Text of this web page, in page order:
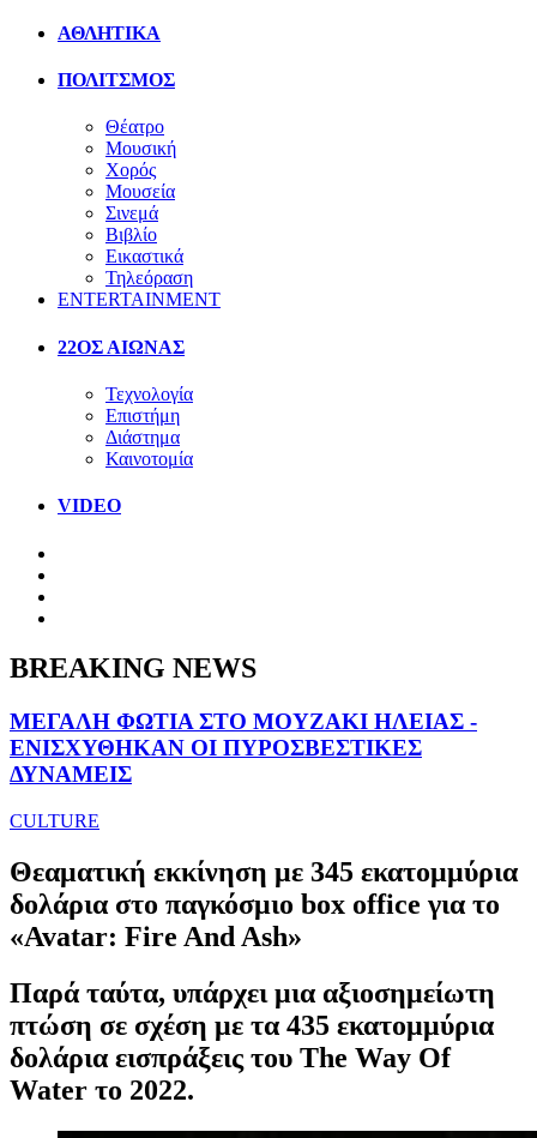
ΑΘΛΗΤΙΚΑ
ΠΟΛΙΤΣΜΟΣ
Θέατρο
Μουσική
Χορός
Μουσεία
Σινεμά
Βιβλίο
Εικαστικά
Τηλεόραση
ENTERTAINMENT
22ΟΣ ΑΙΩΝΑΣ
Τεχνολογία
Επιστήμη
Διάστημα
Καινοτομία
VIDEO
BREAKING NEWS
ΜΕΓΑΛΗ ΦΩΤΙΑ ΣΤΟ ΜΟΥΖΑΚΙ ΗΛΕΙΑΣ -
ΕΝΙΣΧΥΘΗΚΑΝ ΟΙ ΠΥΡΟΣΒΕΣΤΙΚΕΣ
ΔΥΝΑΜΕΙΣ
CULTURE
Θεαματική εκκίνηση με 345 εκατομμύρια
δολάρια στο παγκόσμιο box office για το
«Avatar: Fire And Ash»
Παρά ταύτα, υπάρχει μια αξιοσημείωτη
πτώση σε σχέση με τα 435 εκατομμύρια
δολάρια εισπράξεις του The Way Of
Water το 2022.